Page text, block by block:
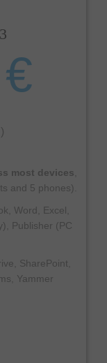
most devices
and 5 phones).
Word, Excel,
Publisher (PC
SharePoint,
Yammer